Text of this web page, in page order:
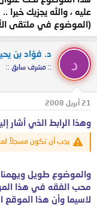
عليه ، والله يجزيك خيرا ..
(الموضوع في ملتقى
د
د. فؤاد بن
:: مشرف سابق ::
21 أبريل 2008
وهذا الرابط الذي أشار
يجب أن تكون مسجلاً
والموضوع طويل ويهمنا
محب الفقه في هذا
لاسيما وأن هذا